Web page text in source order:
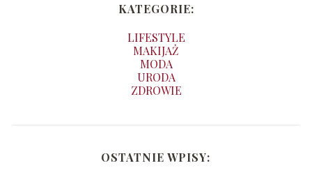
KATEGORIE:
LIFESTYLE
MAKIJAŻ
MODA
URODA
ZDROWIE
OSTATNIE WPISY: